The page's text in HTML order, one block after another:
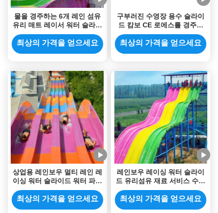
물을 경주하는 6개 레인 섬유
유리 매트 레이서 워터 슬라이
드 무지개는 10m 높이를 미끄
러지게 합니다
최상의 가격을 얻으세요
구부러진 수영장 용수 슬라이
드 캄보 CE 로에스를 경주하
는 무지개는 찬성했습니다
최상의 가격을 얻으세요
상업용 레인보우 멀티 레인 레
이싱 워터 슬라이드 워터 파크
및 리조트용 무거운 용량 유리
섬유 항 자외선
최상의 가격을 얻으세요
레인보우 레이싱 워터 슬라이
드 유리섬유 재료 서비스 수명
10 년 이상 색상 물공원 장비
수영장용 사용자 정의 사용
최상의 가격을 얻으세요